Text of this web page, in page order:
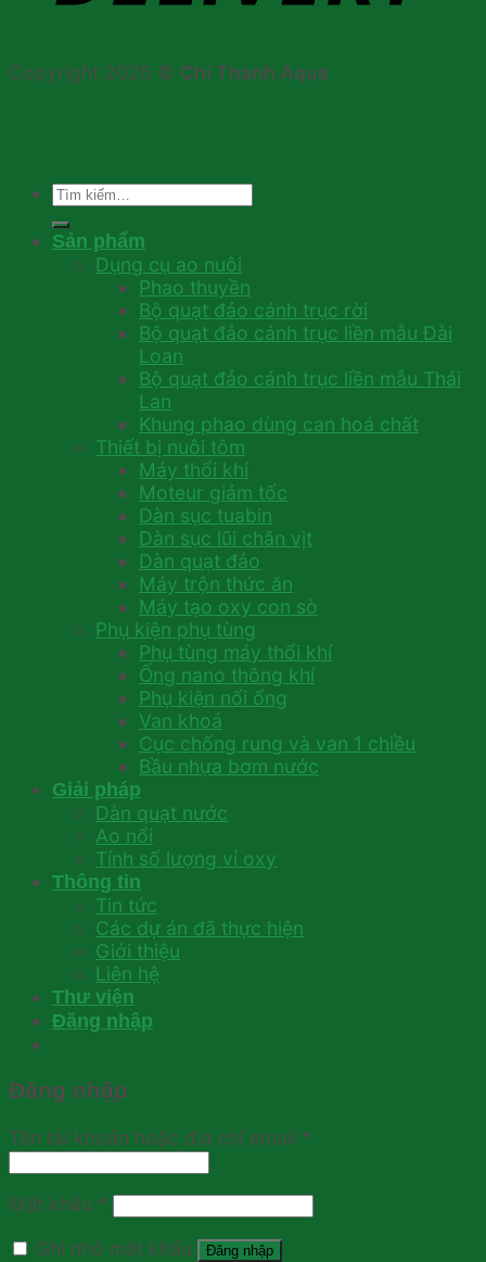
Copyright 2026 © Chi Thanh Aqua
Tìm
kiếm:
Sản phẩm
Dụng cụ ao nuôi
Phao thuyền
Bộ quạt đảo cánh trục rời
Bộ quạt đảo cánh trục liền mẫu Đài
Loan
Bộ quạt đảo cánh trục liền mẫu Thái
Lan
Khung phao dùng can hoá chất
Thiết bị nuôi tôm
Máy thổi khí
Moteur giảm tốc
Dàn sục tuabin
Dàn sục lũi chân vịt
Dàn quạt đảo
Máy trộn thức ăn
Máy tạo oxy con sò
Phụ kiện phụ tùng
Phụ tùng máy thổi khí
Ống nano thông khí
Phụ kiện nối ống
Van khoá
Cục chống rung và van 1 chiều
Bầu nhựa bơm nước
Giải pháp
Dàn quạt nước
Ao nổi
Tính số lượng vỉ oxy
Thông tin
Tin tức
Các dự án đã thực hiện
Giới thiệu
Liên hệ
Thư viện
Đăng nhập
Đăng nhập
Tên tài khoản hoặc địa chỉ email *
Mật khẩu *
Ghi nhớ mật khẩu
Đăng nhập